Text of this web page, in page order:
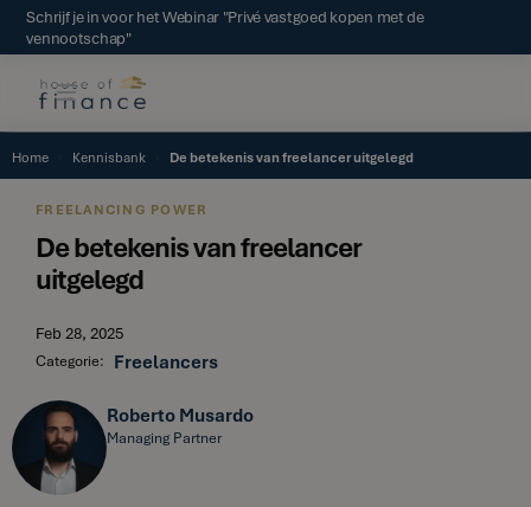
Schrijf je in voor het Webinar "Privé vastgoed kopen met de
vennootschap"
Home Kennisbank De betekenis van freelancer uitgelegd
FREELANCING POWER
De betekenis van freelancer
uitgelegd
Feb 28, 2025
Categorie: Freelancers
Roberto Musardo
Managing Partner